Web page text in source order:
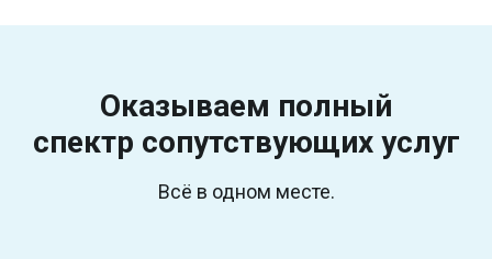
Оказываем полный
спектр сопутствующих услуг
Всё в одном месте.